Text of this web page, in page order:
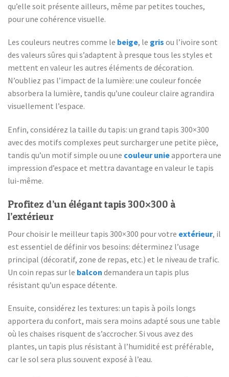
qu’elle soit présente ailleurs, même par petites touches,
pour une cohérence visuelle.
Les couleurs neutres comme le beige, le gris ou l’ivoire sont
des valeurs sûres qui s’adaptent à presque tous les styles et
mettent en valeur les autres éléments de décoration.
N’oubliez pas l’impact de la lumière: une couleur foncée
absorbera la lumière, tandis qu’une couleur claire agrandira
visuellement l’espace.
Enfin, considérez la taille du tapis: un grand tapis 300×300
avec des motifs complexes peut surcharger une petite pièce,
tandis qu’un motif simple ou une couleur unieapportera une
impression d’espace et mettra davantage en valeur le tapis
lui-même.
Profitez d’un élégant tapis 300×300 à
l’extérieur
Pour choisir le meilleur tapis 300×300 pour votre extérieur, il
est essentiel de définir vos besoins: déterminez l’usage
principal (décoratif, zone de repas, etc.) et le niveau de trafic.
Un coin repas sur le balcon demandera un tapis plus
résistant qu’un espace détente.
Ensuite, considérez les textures: un tapis à poils longs
apportera du confort, mais sera moins adapté sous une table
où les chaises risquent de s’accrocher. Si vous avez des
plantes, un tapis plus résistant à l’humidité est préférable,
car le sol sera plus souvent exposé à l’eau.